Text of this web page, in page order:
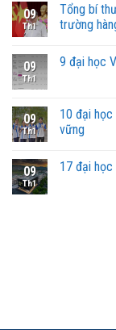
09
Th1
Tổng bí
trường
09
Th1
9 đại học
09
Th1
10 đại học
vững
09
Th1
17 đại học